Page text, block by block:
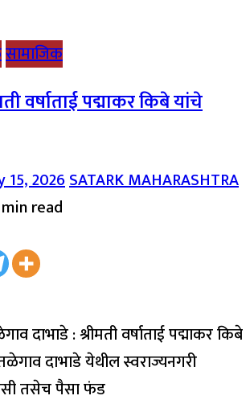
सामाजिक
वर्षाताई पद्माकर किबे यांचे
15, 2026SATARK MAHARASHTRA
read
दाभाडे : श्रीमती वर्षाताई पद्माकर किबे
दाभाडे येथील स्वराज्यनगरी
तसेच पैसा फंड